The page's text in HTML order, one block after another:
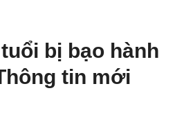
bị bạo hành
tin mới